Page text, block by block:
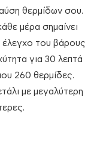
θερμίδων σου.
μέρα σημαίνει
έλεγχο του βάρους
για 30 λεπτά
260 θερμίδες.
με μεγαλύτερη